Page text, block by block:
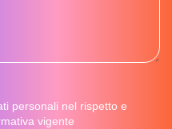
personali nel rispetto e
vigente